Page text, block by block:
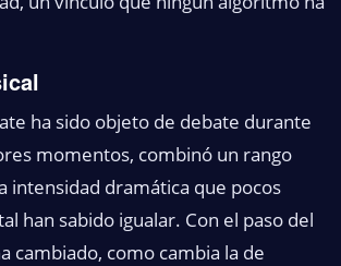
ha sido objeto de debate durante
momentos, combinó un rango
intensidad dramática que pocos
han sabido igualar. Con el paso del
cambiado, como cambia la de